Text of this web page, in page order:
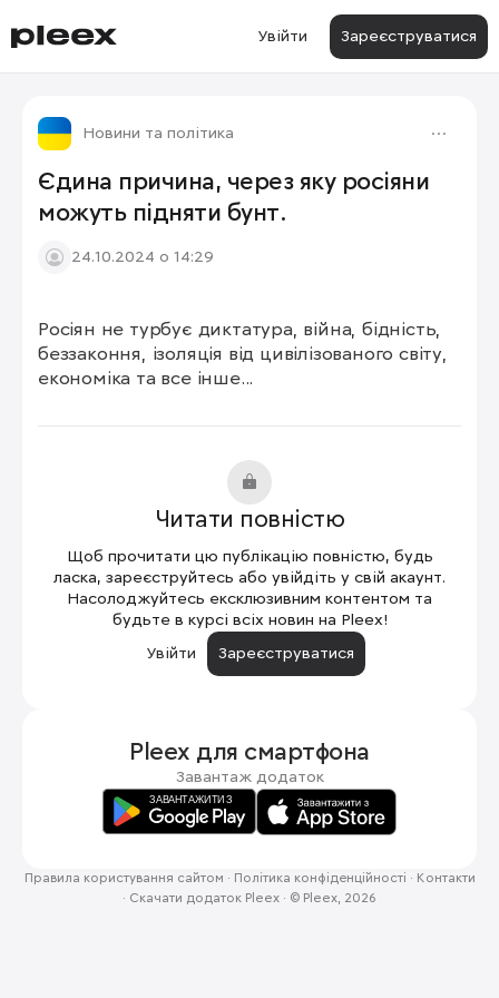
Увійти Зареєструватися
Новини та політика
Єдина причина, через яку росіяни
можуть підняти бунт.
24.10.2024 о 14:29
Росіян не турбує диктатура, війна, бідність,
беззаконня, ізоляція від цивілізованого світу,
економіка та все інше...
Читати повністю
Щоб прочитати цю публікацію повністю, будь
ласка, зареєструйтесь або увійдіть у свій акаунт.
Насолоджуйтесь ексклюзивним контентом та
будьте в курсі всіх новин на Pleex!
Увійти
Зареєструватися
Pleex для смартфона
Завантаж додаток
Правила користування сайтом · Політика конфіденційності · Контакти
· Скачати додаток Pleex · © Pleex, 2026